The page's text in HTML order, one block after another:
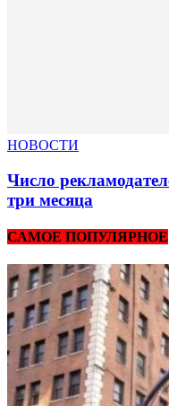
НОВОСТИ
Число
три месяца
САМОЕ ПОПУЛЯРНОЕ